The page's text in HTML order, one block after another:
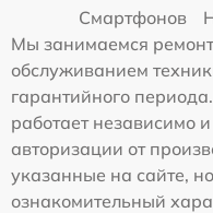
Смартфонов
Мы занимаемся
обслуживанием
гарантийного
работает независимо
авторизации от
указанные на сайте,
ознакомительный